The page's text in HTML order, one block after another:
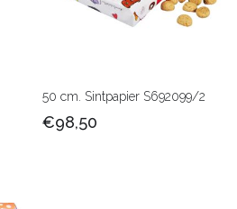
50 cm. Sintpapier S692099/2
€98,50